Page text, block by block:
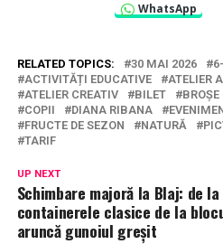
WhatsApp
RELATED TOPICS: 30 MAI 2026
ACTIVITĂȚI EDUCATIVE
ATELIER
ATELIER CREATIV
BILET BROȘE
COPII
DIANA RIBANA
FRUCTE DE SEZON
NATURĂ
TARIF
UP NEXT
Schimbare majoră la Blaj: de
containerele clasice de la
aruncă gunoiul greșit